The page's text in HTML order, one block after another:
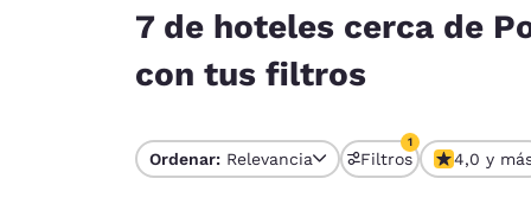
América
7 de hoteles cerca de
con tus filtros
Ordenar: Relevancia Filtros
1
1 filtro
4,0 y